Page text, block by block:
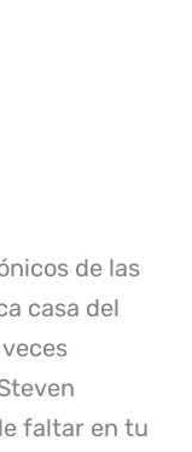
de las
casa del
faltar en tu